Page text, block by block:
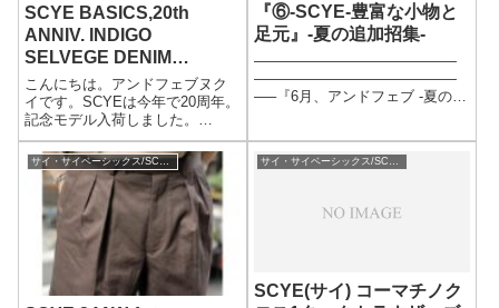
SCYE BASICS,20th
ANNIV. INDIGO
SELVEGE DENIM
JACKET．
こんにちは。アンドフェブヌク
イです。SCYEは今年で20周年。
記念モデル入荷しました。
SCYE BASICS サイベーシック
スデニム ジャケット ジージャン
ブルゾン インディゴ セルビッジ
デニム(5120-63563)PRICE:34,...
『⑥-SCYE-豊富な小物と
足元』-夏の追加招集-
——————————————
——————————————
—–『6月、アンドフェブ -夏の追
ンドフェブ(and Phe...
サイ・サイベーシックス/SCYE・SCYE BASICS サイ・サイベーシックス/SCYE・SCYE BASICS
SCYE(サイ) コーマチノク